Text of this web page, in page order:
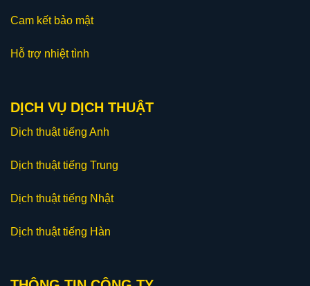
Cam kết bảo mật
Hỗ trợ nhiệt tình
DỊCH VỤ DỊCH THUẬT
Dịch thuật tiếng Anh
Dịch thuật tiếng Trung
Dịch thuật tiếng Nhật
Dịch thuật tiếng Hàn